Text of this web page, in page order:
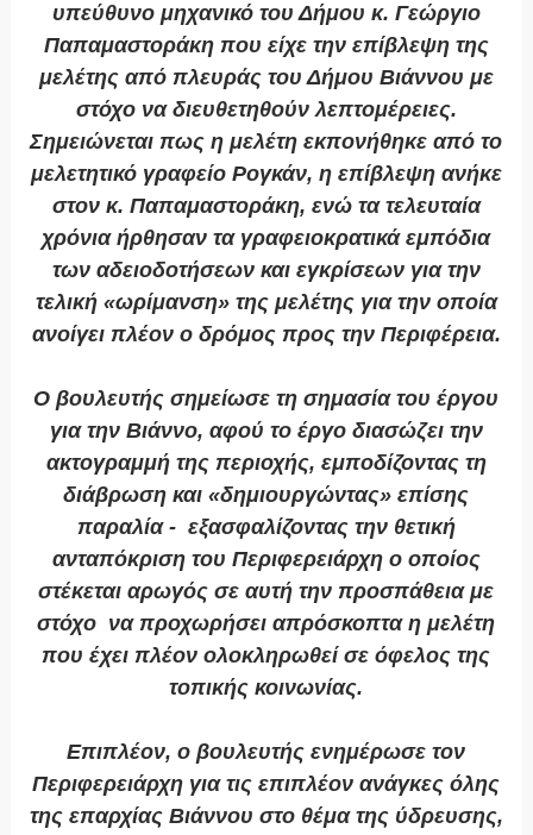
υπεύθυνο μηχανικό του Δήμου κ. Γεώργιο
Παπαμαστοράκηπου είχε την επίβλεψη της
μελέτης από πλευράς του Δήμου Βιάννου με
στόχο να διευθετηθούν λεπτομέρειες.
Σημειώνεται πως η μελέτη εκπονήθηκε από το
μελετητικό γραφείο Ρογκάν, η επίβλεψη ανήκε
στον κ. Παπαμαστοράκη, ενώ τα τελευταία
χρόνια ήρθησαν τα γραφειοκρατικά εμπόδια
των αδειοδοτήσεων και εγκρίσεων για την
τελική «ωρίμανση» της μελέτης για την οποία
ανοίγει πλέον ο δρόμος προς την Περιφέρεια.
Ο βουλευτής σημείωσε τη σημασία του έργου
για την Βιάννο, αφού το έργο διασώζει την
ακτογραμμή της περιοχής, εμποδίζοντας τη
διάβρωση και «δημιουργώντας» επίσης
παραλία - εξασφαλίζοντας την θετική
ανταπόκριση του Περιφερειάρχη ο οποίος
στέκεται αρωγός σε αυτή την προσπάθεια με
στόχο να προχωρήσει απρόσκοπτα η μελέτη
που έχει πλέον ολοκληρωθεί σε όφελος της
τοπικής κοινωνίας.
Επιπλέον, ο βουλευτής ενημέρωσε τον
Περιφερειάρχη για τις επιπλέον ανάγκες όλης
της επαρχίας Βιάννου στο θέμα της ύδρευσης,